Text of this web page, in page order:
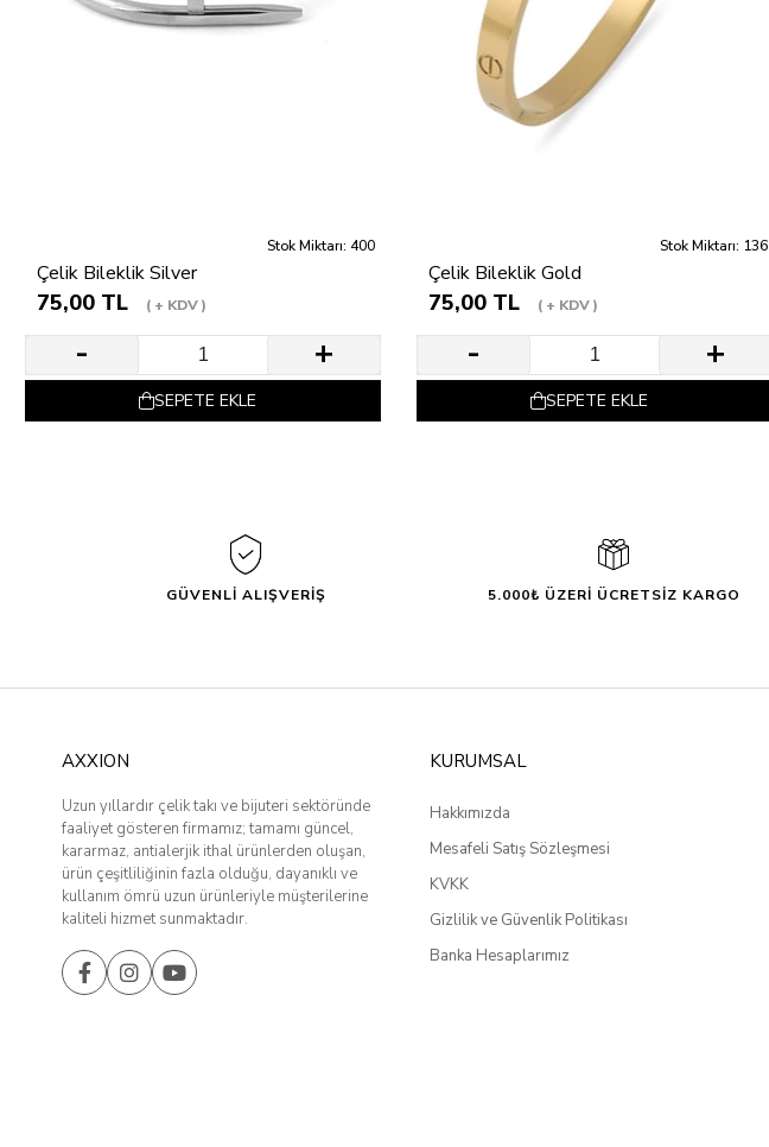
Stok Miktarı: 400
Çelik Bileklik Silver
75,00 TL + KDV
SEPETE EKLE
Stok Miktarı: 136
Çelik Bileklik Gold
75,00 TL + KDV
SEPETE EKLE
GÜVENLİ ALIŞVERİŞ 5.000₺ ÜZERİ ÜCRETSİZ KARGO
AXXION
Uzun yıllardır çelik takı ve bijuteri sektöründe
faaliyet gösteren firmamız; tamamı güncel,
kararmaz, antialerjik ithal ürünlerden oluşan,
ürün çeşitliliğinin fazla olduğu, dayanıklı ve
kullanım ömrü uzun ürünleriyle müşterilerine
kaliteli hizmet sunmaktadır.
KURUMSAL
Hakkımızda
Mesafeli Satış Sözleşmesi
KVKK
Gizlilik ve Güvenlik Politikası
Banka Hesaplarımız